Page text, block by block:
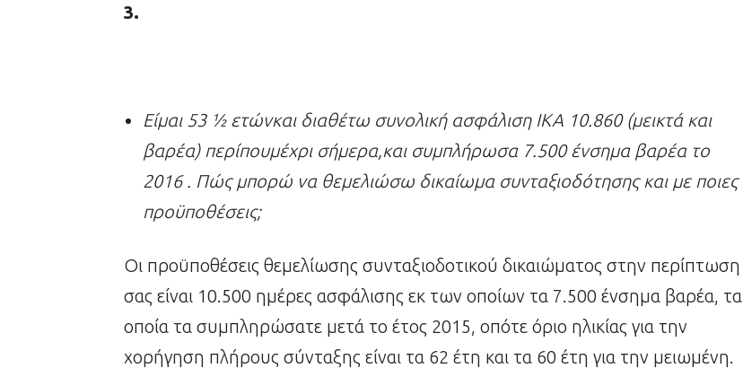
3.
Είμαι 53 ½ ετώνκαιδιαθέτω συνολική ασφάλιση ΙΚΑ 10.860(μεικτά και
βαρέα) περίπουμέχρι σήμερα,και συμπλήρωσα 7.500 ένσημα βαρέα το
2016 . Πώς μπορώ να θεμελιώσω δικαίωμα συνταξιοδότησης και με ποιες
προϋποθέσεις;
Οι προϋποθέσεις θεμελίωσης συνταξιοδοτικού δικαιώματος στην περίπτωση
σας είναι 10.500 ημέρες ασφάλισης εκ των οποίων τα 7.500 ένσημα βαρέα, τα
οποία τα συμπληρώσατε μετά το έτος 2015, οπότε όριο ηλικίας για την
χορήγηση πλήρους σύνταξης είναι τα 62 έτη και τα 60 έτη για την μειωμένη.